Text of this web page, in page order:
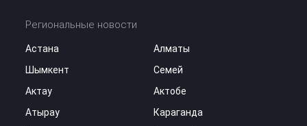
Региональные новости
Астана
Алматы
Шымкент
Семей
Актау
Актобе
Атырау
Караганда